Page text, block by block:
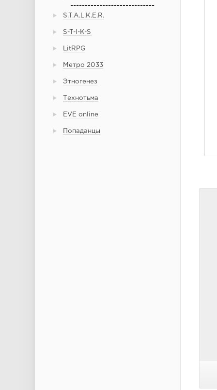
-----------------------------
S.T.A.L.K.E.R.
S-T-I-K-S
LitRPG
Метро 2033
Этногенез
Технотьма
EVE online
Попаданцы